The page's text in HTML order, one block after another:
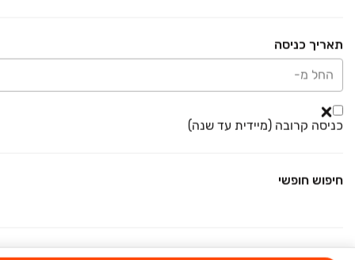
תאריך כניסה
החל מ-
כניסה קרובה (מיידית עד שנה)
חיפוש חופשי